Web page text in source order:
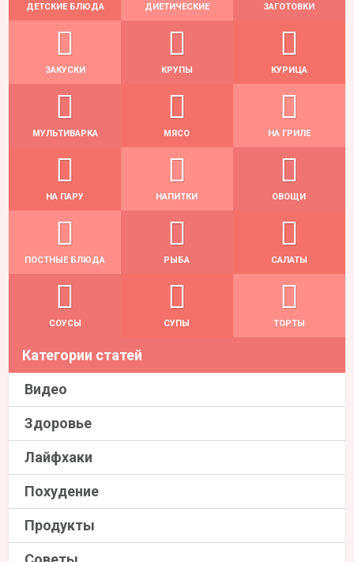
ДЕТСКИЕ БЛЮДА ДИЕТИЧЕСКИЕ ЗАГОТОВКИ
ЗАКУСКИ КРУПЫ КУРИЦА
МУЛЬТИВАРКА МЯСО НА ГРИЛЕ
НА ПАРУ НАПИТКИ ОВОЩИ
ПОСТНЫЕ БЛЮДА РЫБА САЛАТЫ
СОУСЫ СУПЫ ТОРТЫ
Категории статей
Видео
Здоровье
Лайфхаки
Похудение
Продукты